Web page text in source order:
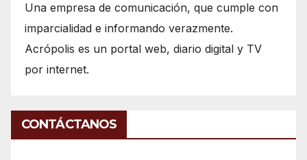
Una empresa de comunicación, que cumple con
imparcialidad e informando verazmente.
Acrópolis es un portal web, diario digital y TV
por internet.
CONTÁCTANOS